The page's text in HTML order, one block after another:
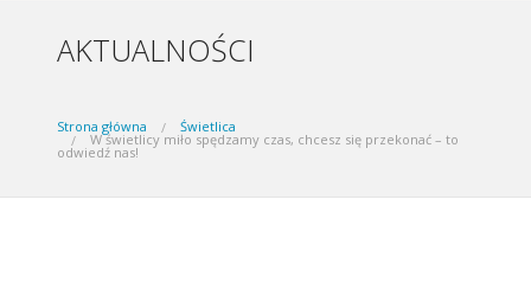
AKTUALNOŚCI
Strona główna Świetlica
W świetlicy miło spędzamy czas, chcesz się przekonać – to
odwiedź nas!